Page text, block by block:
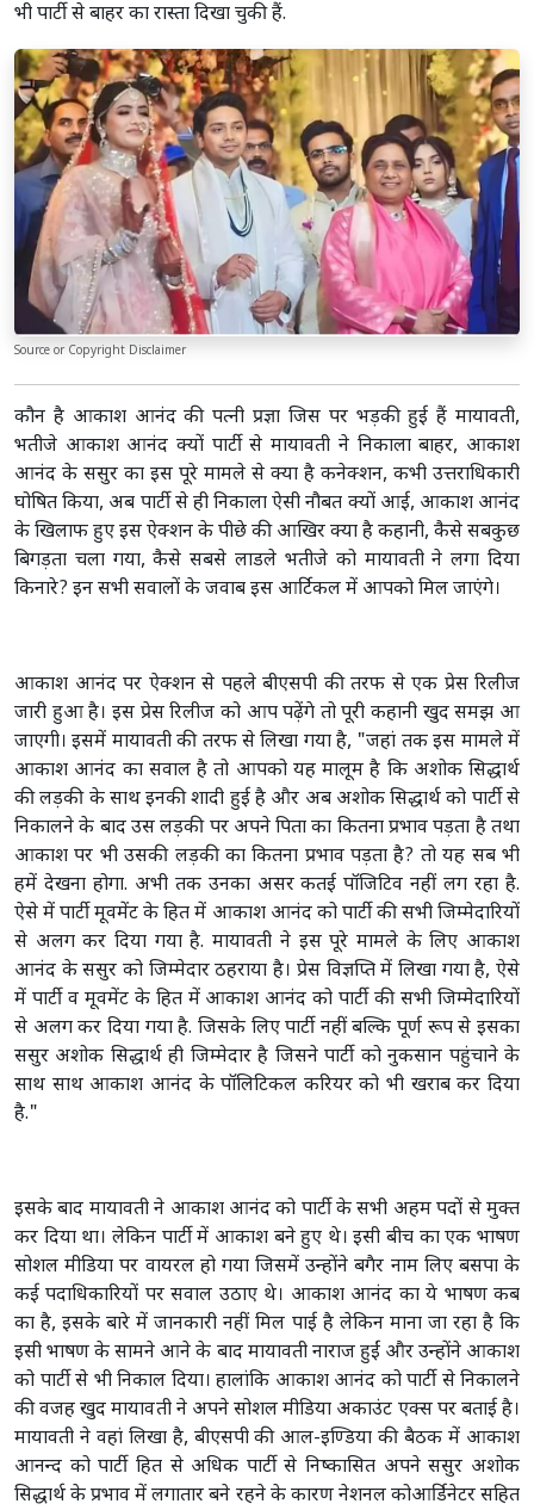
भी पार्टी से बाहर का रास्ता दिखा चुकी हैं.
Source or Copyright Disclaimer
कौन है आकाश आनंद की पत्नी प्रज्ञा जिस पर भड़की हुई हैं मायावती,
भतीजे आकाश आनंद क्यों पार्टी से मायावती ने निकाला बाहर, आकाश
आनंद के ससुर का इस पूरे मामले से क्या है कनेक्शन, कभी उत्तराधिकारी
घोषित किया, अब पार्टी से ही निकाला ऐसी नौबत क्यों आई, आकाश आनंद
के खिलाफ हुए इस ऐक्शन के पीछे की आखिर क्या है कहानी, कैसे सबकुछ
बिगड़ता चला गया, कैसे सबसे लाडले भतीजे को मायावती ने लगा दिया
किनारे? इन सभी सवालों के जवाब इस आर्टिकल में आपको मिल जाएंगे।
आकाश आनंद पर ऐक्शन से पहले बीएसपी की तरफ से एक प्रेस रिलीज
जारी हुआ है। इस प्रेस रिलीज को आप पढ़ेंगे तो पूरी कहानी खुद समझ आ
जाएगी। इसमें मायावती की तरफ से लिखा गया है, "जहां तक इस मामले में
आकाश आनंद का सवाल है तो आपको यह मालूम है कि अशोक सिद्धार्थ
की लड़की के साथ इनकी शादी हुई है और अब अशोक सिद्धार्थ को पार्टी से
निकालने के बाद उस लड़की पर अपने पिता का कितना प्रभाव पड़ता है तथा
आकाश पर भी उसकी लड़की का कितना प्रभाव पड़ता है? तो यह सब भी
हमें देखना होगा. अभी तक उनका असर कतई पॉजिटिव नहीं लग रहा है.
ऐसे में पार्टी मूवमेंट के हित में आकाश आनंद को पार्टी की सभी जिम्मेदारियों
से अलग कर दिया गया है. मायावती ने इस पूरे मामले के लिए आकाश
आनंद के ससुर को जिम्मेदार ठहराया है। प्रेस विज्ञप्ति में लिखा गया है, ऐसे
में पार्टी व मूवमेंट के हित में आकाश आनंद को पार्टी की सभी जिम्मेदारियों
से अलग कर दिया गया है. जिसके लिए पार्टी नहीं बल्कि पूर्ण रूप से इसका
ससुर अशोक सिद्धार्थ ही जिम्मेदार है जिसने पार्टी को नुकसान पहुंचाने के
साथ साथ आकाश आनंद के पॉलिटिकल करियर को भी खराब कर दिया
है."
इसके बाद मायावती ने आकाश आनंद को पार्टी के सभी अहम पदों से मुक्त
कर दिया था। लेकिन पार्टी में आकाश बने हुए थे। इसी बीच का एक भाषण
सोशल मीडिया पर वायरल हो गया जिसमें उन्‍होंने बगैर नाम लिए बसपा के
कई पदाधिकारियों पर सवाल उठाए थे। आकाश आनंद का ये भाषण कब
का है, इसके बारे में जानकारी नहीं मिल पाई है लेकिन माना जा रहा है कि
इसी भाषण के सामने आने के बाद मायावती नाराज हुईं और उन्होंने आकाश
को पार्टी से भी निकाल दिया। हालांकि आकाश आनंद को पार्टी से निकालने
की वजह खुद मायावती ने अपने सोशल मीडिया अकाउंट एक्स पर बताई है।
मायावती ने वहां लिखा है, बीएसपी की आल-इण्डिया की बैठक में आकाश
आनन्द को पार्टी हित से अधिक पार्टी से निष्कासित अपने ससुर अशोक
सिद्धार्थ के प्रभाव में लगातार बने रहने के कारण नेशनल कोआर्डिनेटर सहित